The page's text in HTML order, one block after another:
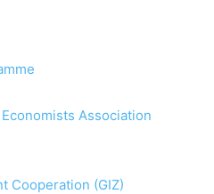
Association
Cooperation (GIZ)